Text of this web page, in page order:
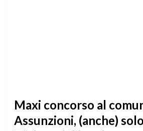
Maxi concorso al
Assunzioni, (anche)